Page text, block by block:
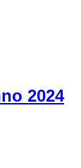
2024